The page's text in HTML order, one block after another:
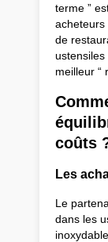
terme ”
acheteurs
de
ustensiles
meilleur “
coûts
Les
Le
dans les